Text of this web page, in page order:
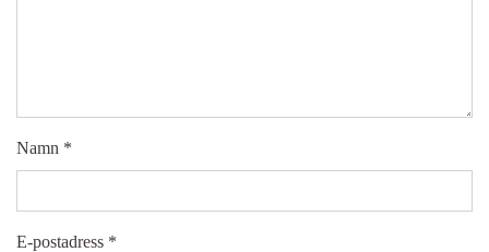
Namn *
E-postadress *